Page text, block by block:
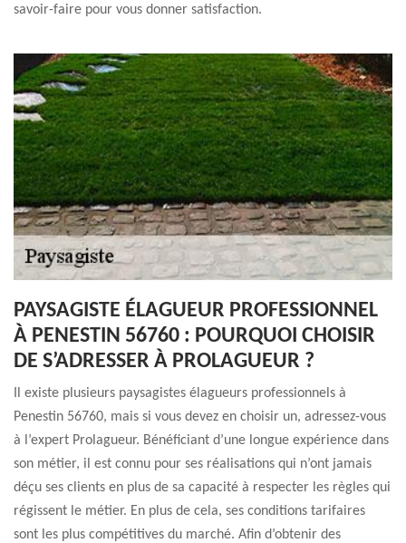
savoir-faire pour vous donner satisfaction.
PAYSAGISTE ÉLAGUEUR PROFESSIONNEL
À PENESTIN 56760 : POURQUOI CHOISIR
DE S’ADRESSER À PROLAGUEUR ?
Il existe plusieurs paysagistes élagueurs professionnels à
Penestin 56760, mais si vous devez en choisir un, adressez-vous
à l’expert Prolagueur. Bénéficiant d’une longue expérience dans
son métier, il est connu pour ses réalisations qui n’ont jamais
déçu ses clients en plus de sa capacité à respecter les règles qui
régissent le métier. En plus de cela, ses conditions tarifaires
sont les plus compétitives du marché. Afin d’obtenir des